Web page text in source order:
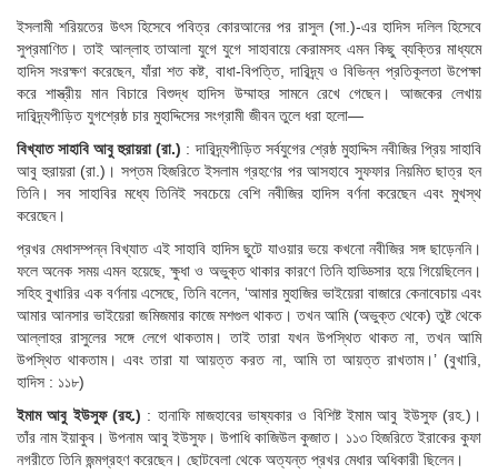
ইসলামী শরিয়তের উৎস হিসেবে পবিত্র কোরআনের পর রাসুল (সা.)-এর হাদিস দলিল হিসেবে
সুপ্রমাণিত। তাই আল্লাহ তাআলা যুগে যুগে সাহাবায়ে কেরামসহ এমন কিছু ব্যক্তির মাধ্যমে
হাদিস সংরক্ষণ করেছেন, যাঁরা শত কষ্ট, বাধা-বিপত্তি, দারিদ্র্য ও বিভিন্ন প্রতিকূলতা উপেক্ষা
করে শাস্ত্রীয় মান বিচারে বিশুদ্ধ হাদিস উম্মাহর সামনে রেখে গেছেন। আজকের লেখায়
দারিদ্র্যপীড়িত যুগশ্রেষ্ঠ চার মুহাদ্দিসের সংগ্রামী জীবন তুলে ধরা হলো—
বিখ্যাত সাহাবি আবু হুরায়রা (রা.) : দারিদ্র্যপীড়িত সর্বযুগের শ্রেষ্ঠ মুহাদ্দিস নবীজির প্রিয় সাহাবি
আবু হুরায়রা (রা.)। সপ্তম হিজরিতে ইসলাম গ্রহণের পর আসহাবে সুফফার নিয়মিত ছাত্র হন
তিনি। সব সাহাবির মধ্যে তিনিই সবচেয়ে বেশি নবীজির হাদিস বর্ণনা করেছেন এবং মুখস্থ
করেছেন।
প্রখর মেধাসম্পন্ন বিখ্যাত এই সাহাবি হাদিস ছুটে যাওয়ার ভয়ে কখনো নবীজির সঙ্গ ছাড়েননি।
ফলে অনেক সময় এমন হয়েছে, ক্ষুধা ও অভুক্ত থাকার কারণে তিনি হাড্ডিসার হয়ে গিয়েছিলেন।
সহিহ বুখারির এক বর্ণনায় এসেছে, তিনি বলেন, ‘আমার মুহাজির ভাইয়েরা বাজারে কেনাবেচায় এবং
আমার আনসার ভাইয়েরা জমিজমার কাজে মশগুল থাকত। তখন আমি (অভুক্ত থেকে) তুষ্ট থেকে
আল্লাহর রাসুলের সঙ্গে লেগে থাকতাম। তাই তারা যখন উপস্থিত থাকত না, তখন আমি
উপস্থিত থাকতাম। এবং তারা যা আয়ত্ত করত না, আমি তা আয়ত্ত রাখতাম।’ (বুখারি,
হাদিস : ১১৮)
ইমাম আবু ইউসুফ (রহ.) : হানাফি মাজহাবের ভাষ্যকার ও বিশিষ্ট ইমাম আবু ইউসুফ (রহ.)।
তাঁর নাম ইয়াকুব। উপনাম আবু ইউসুফ। উপাধি কাজিউল কুজাত। ১১৩ হিজরিতে ইরাকের কুফা
নগরীতে তিনি জন্মগ্রহণ করেছেন। ছোটবেলা থেকে অত্যন্ত প্রখর মেধার অধিকারী ছিলেন।